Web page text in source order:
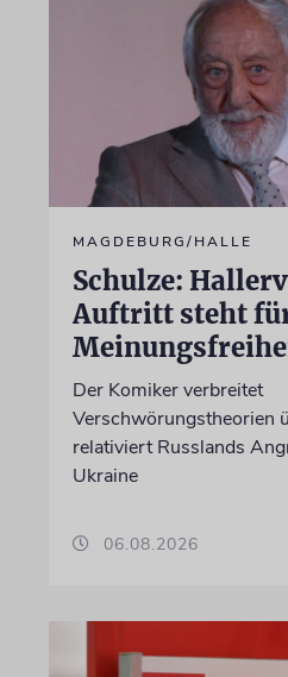
MAGDEBURG/HALLE
Schulze:
Auftritt steht
Der Komiker verbreitet
Verschwörungstheorien
relativiert Russlands
Ukraine
06.08.2026